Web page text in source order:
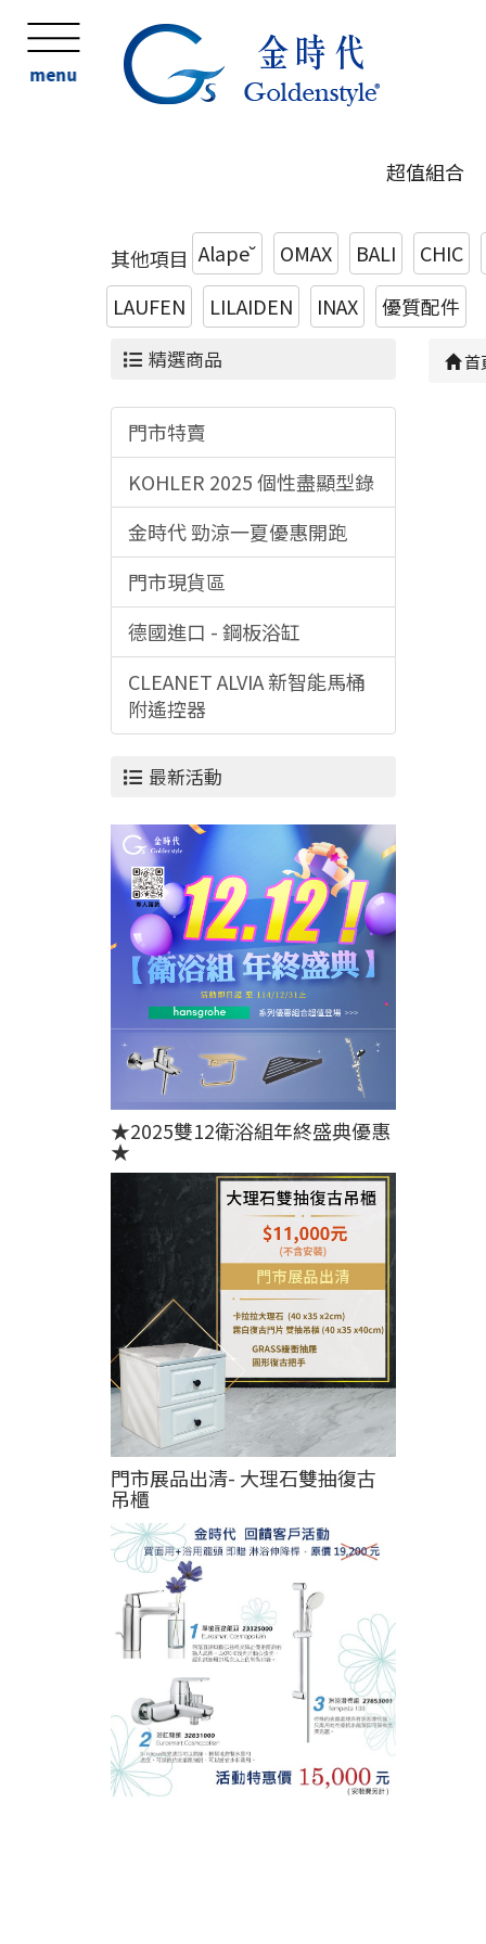
menu
超值組合
其他項目 Alape˘ OMAX BALI
CHIC
LAUFEN
LILAIDEN INAX 優質配件
精選商品
門市特賣
KOHLER 2025 個性盡顯型錄
金時代 勁涼一夏優惠開跑
門市現貨區
德國進口 - 鋼板浴缸
CLEANET ALVIA 新智能馬桶
附遙控器
最新活動
★2025雙12衛浴組年終盛典優惠
★
門市展品出清- 大理石雙抽復古
吊櫃
首